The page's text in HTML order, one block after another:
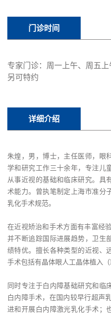
门诊时间
专家门诊：周一上午、周五上
另可特约
详细介绍
朱煌，男，博士，主任医师，眼
学和研究工作三十余年，专注儿
从事近视的基础和临床研究。具
术能力。曾执笔制定上海市准分
乳化手术规范。
在近视矫治和手术方面有丰富经
并不断追踪国际进展趋势，卫生
绩特优。擅长各种类型的近视、
手术包括有晶体眼人工晶体植入（
同时专注于白内障基础研究和临
白内障手术，在国内较早行超声
进和开展白内障激光乳化手术；